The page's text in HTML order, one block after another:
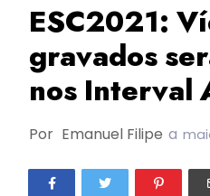
ESC2021:
gravados
nos Interval
Por Emanuel Filipe a